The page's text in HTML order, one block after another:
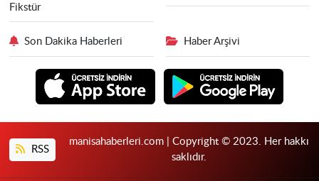
Fikstür
Son Dakika Haberleri Haber Arşivi
RSS
manisahaberleri.com | Copyright © 2023. Her hakkı
saklıdır.